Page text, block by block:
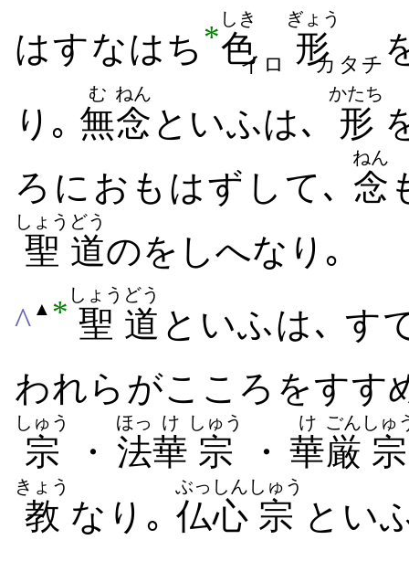
は​すなはち *色
しき
イロ 形
ぎょう
カタチ
り｡ 無
む
念
ねん
といふは､ 形
かたち
ろ​に​おもは​ず​して､ 念
ねん
聖
しょう
道
どう
の​をしへ​なり｡
^ ▲ * 聖
しょう
道
どう
といふは､ す
われら​が​こころ​を​すす
宗
しゅう
・ 法
ほっ
華
け
宗
しゅう
・ 華
け
厳
ごん
宗
しゅ
教
きょう
なり｡ 仏心
ぶっしん
宗
しゅう
とい